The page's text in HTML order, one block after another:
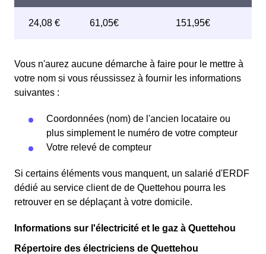
Vous n'aurez aucune démarche à faire pour le mettre à
votre nom si vous réussissez à fournir les informations
suivantes :
Coordonnées (nom) de l'ancien locataire ou
plus simplement le numéro de votre compteur
Votre relevé de compteur
Si certains éléments vous manquent, un salarié d'ERDF
dédié au service client de de Quettehou pourra les
retrouver en se déplaçant à votre domicile.
Informations sur l'électricité et le gaz à Quettehou
Répertoire des électriciens de Quettehou